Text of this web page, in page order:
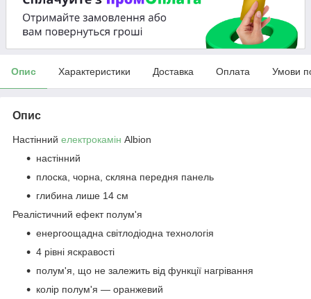
Опис Характеристики Доставка Оплата Умови
Опис
Настінний електрокамін Albion
настінний
плоска, чорна, скляна передня панель
глибина лише 14 см
Реалістичний ефект полум'я
енергоощадна світлодіодна технологія
4 рівні яскравості
полум'я, що не залежить від функції нагрівання
колір полум'я — оранжевий